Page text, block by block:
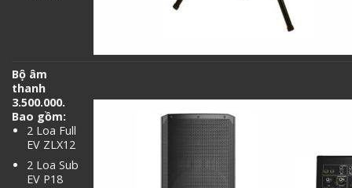
Bộ âm
thanh
3.500.000.
Bao gồm:
2 Loa Full
EV ZLX12
2 Loa Sub
EV P18